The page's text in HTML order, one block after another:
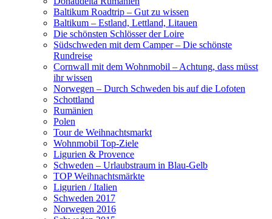
Baltikum Roadtrip – Gut zu wissen
Baltikum – Estland, Lettland, Litauen
Die schönsten Schlösser der Loire
Südschweden mit dem Camper – Die schönste
Rundreise
Cornwall mit dem Wohnmobil – Achtung, dass müsst
ihr wissen
Norwegen – Durch Schweden bis auf die Lofoten
Schottland
Rumänien
Polen
Tour de Weihnachtsmarkt
Wohnmobil Top-Ziele
Ligurien & Provence
Schweden – Urlaubstraum in Blau-Gelb
TOP Weihnachtsmärkte
Ligurien / Italien
Schweden 2017
Norwegen 2016